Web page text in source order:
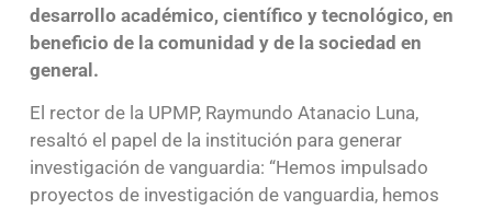
desarrollo académico, científico y tecnológico, en
beneficio de la comunidad y de la sociedad en
general.
El rector de la UPMP, Raymundo Atanacio Luna,
resaltó el papel de la institución para generar
investigación de vanguardia: “Hemos impulsado
proyectos de investigación de vanguardia, hemos